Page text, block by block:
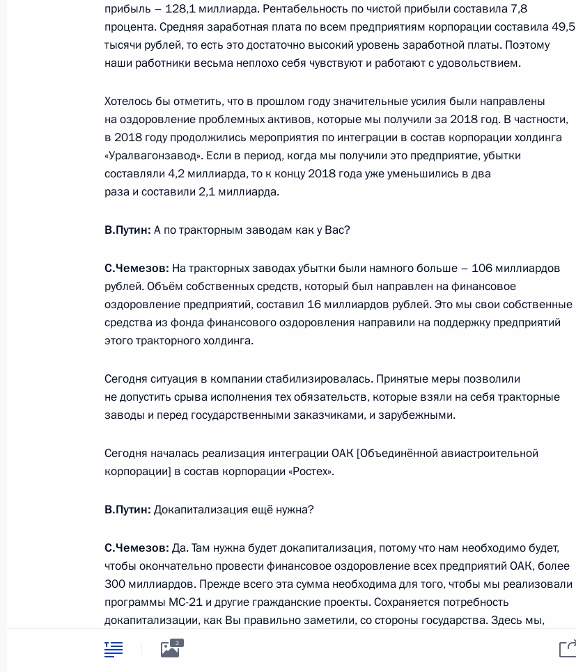
России
События
Структура
Видео и фото
Контакты
Поиск
Подписаться
Справочник
Версия для людей
English
Президента России
Президент России
Текущий ресурс
Конституция России
Обратиться к Президенту
Президент России —
гражданам школьного
возраста
Кремлю
Владимир Путин —
личный сайт
Президента России
MAX
ВКонтакте
YouTube
информация
О портале
Об использовании
Написать в редакцию
Все материалы сайта
доступны по лицензии:
Attribution 4.0
Администрация
Президента России
прибыль – 128,1 миллиарда. Рентабельность по чистой прибыли составила 7,8
процента. Средняя заработная плата по всем предприятиям корпорации составила 49,5
тысячи рублей, то есть это достаточно высокий уровень заработной платы. Поэтому
наши работники весьма неплохо себя чувствуют и работают с удовольствием.
Хотелось бы отметить, что в прошлом году значительные усилия были направлены
на оздоровление проблемных активов, которые мы получили за 2018 год. В частности,
в 2018 году продолжились мероприятия по интеграции в состав корпорации холдинга
«Уралвагонзавод». Если в период, когда мы получили это предприятие, убытки
составляли 4,2 миллиарда, то к концу 2018 года уже уменьшились в два
раза и составили 2,1 миллиарда.
В.Путин: А по тракторным заводам как у Вас?
С.Чемезов: На тракторных заводах убытки были намного больше – 106 миллиардов
рублей. Объём собственных средств, который был направлен на финансовое
оздоровление предприятий, составил 16 миллиардов рублей. Это мы свои собственные
средства из фонда финансового оздоровления направили на поддержку предприятий
этого тракторного холдинга.
Сегодня ситуация в компании стабилизировалась. Принятые меры позволили
не допустить срыва исполнения тех обязательств, которые взяли на себя тракторные
заводы и перед государственными заказчиками, и зарубежными.
Сегодня началась реализация интеграции ОАК [Объединённой авиастроительной
корпорации] в состав корпорации «Ростех».
В.Путин: Докапитализация ещё нужна?
С.Чемезов: Да. Там нужна будет докапитализация, потому что нам необходимо будет,
чтобы окончательно провести финансовое оздоровление всех предприятий ОАК, более
300 миллиардов. Прежде всего эта сумма необходима для того, чтобы мы реализовали
программы МС-21 и другие гражданские проекты. Сохраняется потребность
докапитализации, как Вы правильно заметили, со стороны государства. Здесь мы,
конечно, рассчитываем на Вашу поддержку.
3